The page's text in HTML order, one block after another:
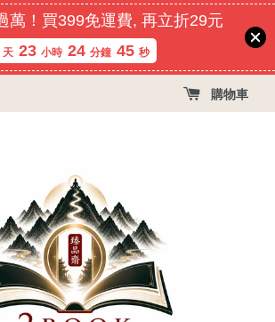
萬！買399免運費, 再立折29元
天 23 小時 24 分鐘 44 秒
購物車